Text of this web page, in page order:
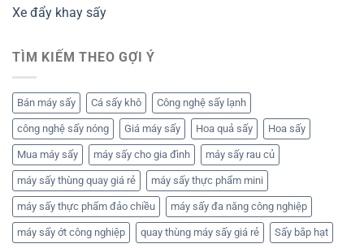
Xe đẩy khay sấy
TÌM KIẾM THEO GỢI Ý
Bán máy sấy Cá sấy khô Công nghệ sấy lạnh
công nghệ sấy nóng Giá máy sấy Hoa quả sấy Hoa sấy
Mua máy sấy máy sấy cho gia đình máy sấy rau củ
máy sấy thùng quay giá rẻ máy sấy thực phẩm mini
máy sấy thực phẩm đảo chiều máy sấy đa năng công nghiệp
máy sấy ớt công nghiệp quay thùng máy sấy giá rẻ Sấy bắp hạt